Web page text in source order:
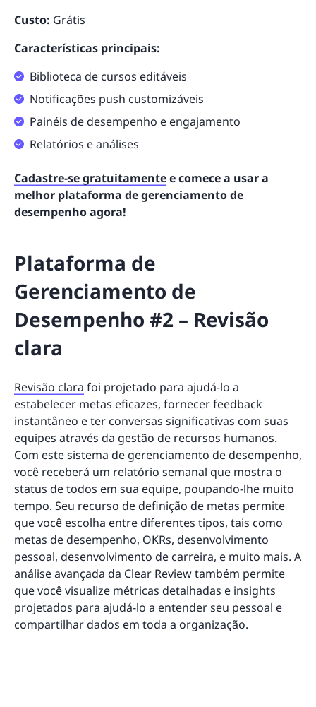
Custo: Grátis
Características principais:
Biblioteca de cursos editáveis
Notificações push customizáveis
Painéis de desempenho e engajamento
Relatórios e análises
Cadastre-se gratuitamentee comece a usar a
melhor plataforma de gerenciamento de
desempenho agora!
Plataforma de
Gerenciamento de
Desempenho #2 – Revisão
clara
Revisão clara foi projetado para ajudá-lo a
estabelecer metas eficazes, fornecer feedback
instantâneo e ter conversas significativas com suas
equipes através da gestão de recursos humanos.
Com este sistema de gerenciamento de desempenho,
você receberá um relatório semanal que mostra o
status de todos em sua equipe, poupando-lhe muito
tempo. Seu recurso de definição de metas permite
que você escolha entre diferentes tipos, tais como
metas de desempenho, OKRs, desenvolvimento
pessoal, desenvolvimento de carreira, e muito mais. A
análise avançada da Clear Review também permite
que você visualize métricas detalhadas e insights
projetados para ajudá-lo a entender seu pessoal e
compartilhar dados em toda a organização.